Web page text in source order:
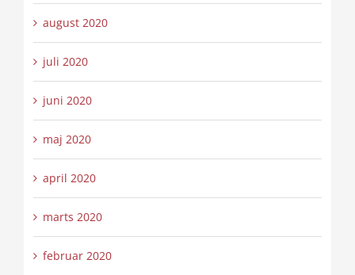
august 2020
juli 2020
juni 2020
maj 2020
april 2020
marts 2020
februar 2020